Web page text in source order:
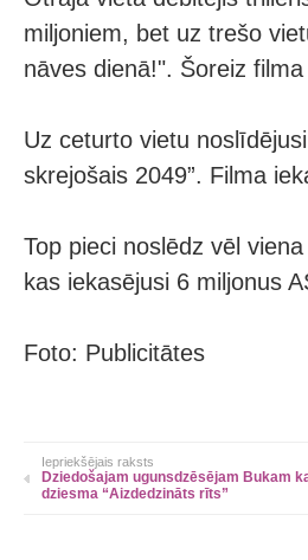
miljoniem, bet uz trešo
nāves dienā!". Šoreiz
Uz ceturto vietu
skrejošais 2049”. Filma
Top pieci noslēdz vēl
kas iekasējusi 6 miljonus
Foto: Publicitātes
Iepriekšējais raksts
Dziedošajam ugunsdzēsējam Bukam
dziesma “Aizdedzināts rīts”